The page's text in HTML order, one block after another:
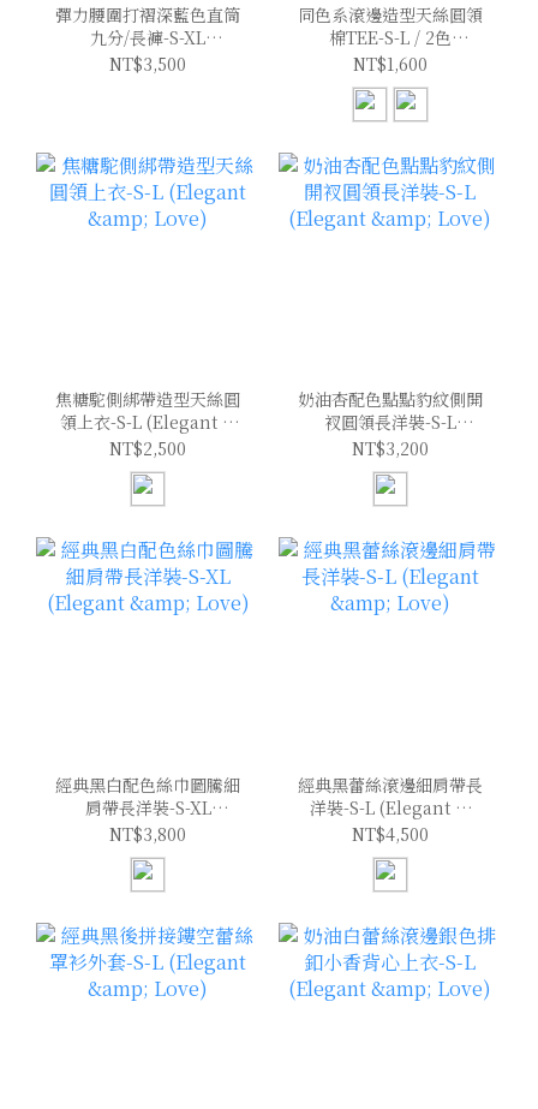
彈力腰圍打褶深藍色直筒
九分/長褲-S-XL
(Elegant & Love)
NT$3,500
同色系滾邊造型天絲圓領
棉TEE-S-L / 2色
(Elegant & Love)
NT$1,600
焦糖駝側綁帶造型天絲圓
領上衣-S-L (Elegant &
Love)
NT$2,500
奶油杏配色點點豹紋側開
衩圓領長洋裝-S-L
(Elegant & Love)
NT$3,200
經典黑白配色絲巾圖騰細
肩帶長洋裝-S-XL
(Elegant & Love)
NT$3,800
經典黑蕾絲滾邊細肩帶長
洋裝-S-L (Elegant &
Love)
NT$4,500